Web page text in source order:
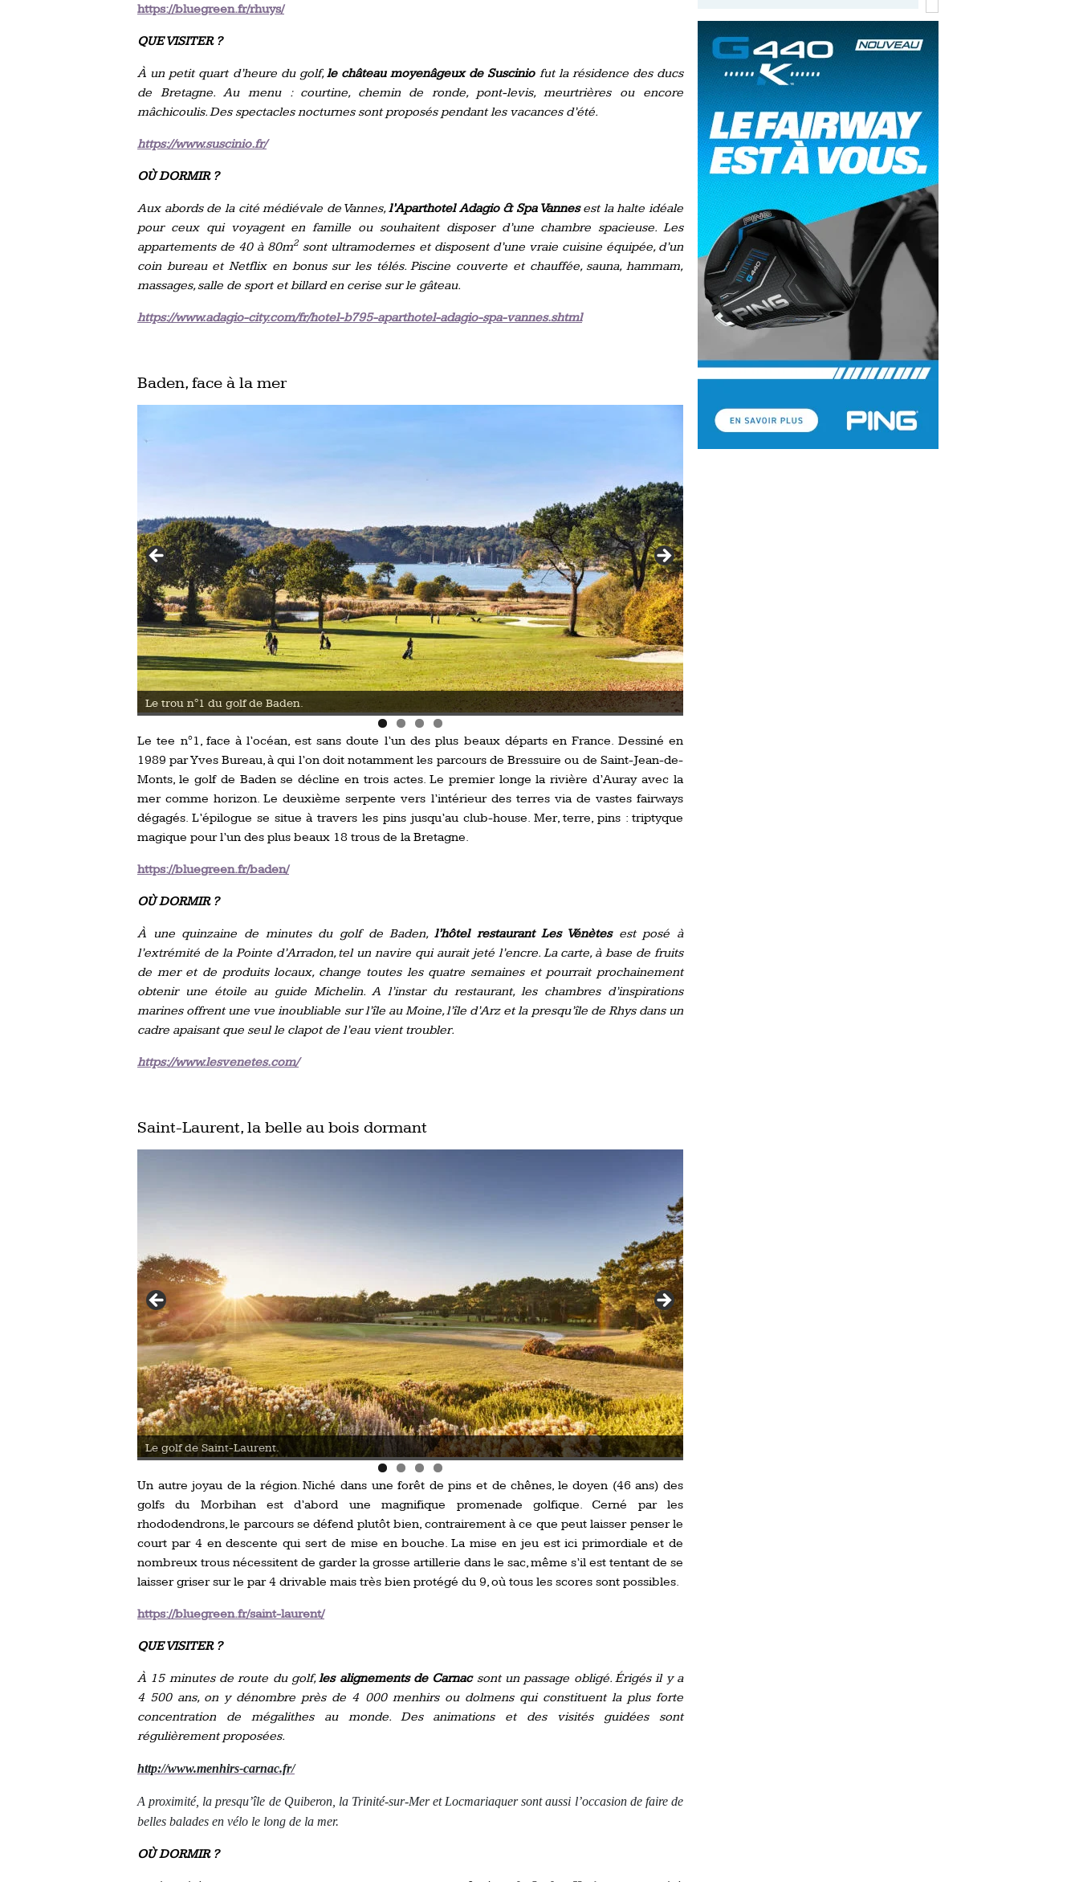
https://bluegreen.fr/rhuys/
QUE VISITER ?
À un petit quart d’heure du golf,le château moyenâgeux de Susciniofut la résidence des ducs
de Bretagne. Au menu : courtine, chemin de ronde, pont-levis, meurtrières ou encore
mâchicoulis. Des spectacles nocturnes sont proposés pendant les vacances d’été.
https://www.suscinio.fr/
OÙ DORMIR ?
Aux abords de la cité médiévale de Vannes,l’Aparthotel Adagio & Spa Vannesest la halte idéale
pour ceux qui voyagent en famille ou souhaitentdisposer d’une chambre spacieuse. Les
appartements de 40 à 80m2 sont ultramodernes et disposent d’une vraie cuisine équipée, d’un
coin bureau et Netflix en bonus sur les télés. Piscine couverte et chauffée, sauna, hammam,
massages, salle de sport et billard en cerise sur le gâteau.
https://www.adagio-city.com/fr/hotel-b795-aparthotel-adagio-spa-vannes.shtml
Baden, face à la mer
Le golf de Baden.
Le tee n°1, face à l’océan, est sans doute l’un des plus beaux départs en France. Dessiné en
1989 par Yves Bureau, à qui l’on doit notamment les parcours de Bressuire ou de Saint-Jean-de-
Monts, le golf de Baden se décline en trois actes. Le premier longe la rivière d’Auray avec la
mer comme horizon. Le deuxième serpente vers l’intérieur des terres via de vastes fairways
dégagés. L’épilogue se situe à travers les pins jusqu’au club-house. Mer, terre, pins : triptyque
magique pour l’un des plus beaux 18 trous de la Bretagne.
https://bluegreen.fr/baden/
OÙ DORMIR ?
À une quinzaine de minutes du golf de Baden, l’hôtel restaurant Les Vénètesest posé à
l’extrémité de la Pointe d’Arradon, tel un navire qui aurait jeté l’encre. La carte, à base de fruits
de mer et de produits locaux, change toutes les quatre semaines et pourrait prochainement
obtenir une étoile au guide Michelin. A l’instar du restaurant, les chambres d’inspirations
marines offrent une vue inoubliable sur l’île au Moine, l’île d’Arz et la presqu’île de Rhys dans un
cadre apaisant que seul le clapot de l’eau vient troubler.
https://www.lesvenetes.com/
Saint-Laurent, la belle au bois dormant
Le golf de Saint-Laurent.
Un autre joyau de la région. Niché dans une forêt de pins et de chênes, le doyen (46 ans) des
golfs du Morbihan est d’abord une magnifique promenade golfique. Cerné par les
rhododendrons, le parcours se défend plutôt bien, contrairement à ce que peut laisser penser le
court par 4 en descente qui sert de mise en bouche. La mise en jeu est ici primordiale et de
nombreux trous nécessitent de garder la grosse artillerie dans le sac, même s’il est tentant de se
laisser griser sur le par 4 drivable mais très bien protégé du 9, où tous les scores sont possibles.
https://bluegreen.fr/saint-laurent/
QUE VISITER ?
À 15 minutes de route du golf,les alignements de Carnacsont un passage obligé. Érigés il y a
4 500 ans, on y dénombre près de 4 000 menhirs ou dolmens qui constituent la plus forte
concentration de mégalithes au monde. Des animations et des visités guidées sont
régulièrement proposées.
http://www.menhirs-carnac.fr/
A proximité, la presqu’île de Quiberon, la Trinité-sur-Mer et Locmariaquer sont aussi l’occasion de faire de
belles balades en vélo le long de la mer.
OÙ DORMIR ?
Amundi Evian Championship, de nouvelles
expériences immersives
Tiger Woods se retire du Genesis Invitational
Evian Resort Golf Club : Saison 2 du
Programme Performance
Resonance Golf Collection : Lacoste Golf
Series & Trophée Écologie, deux circuits
amateurs en 10 étapes
Royal Air Maroc Golf & Padel Cup : le nouvel
event sport et networking
LPGA Tour 2026 : une saison record pour le
golf féminin
Ladies European Tour 2026 : une saison
historique sur cinq continents
Debout en Bouts prolonge la Fashion Week à
Roland-Garros
Chypre